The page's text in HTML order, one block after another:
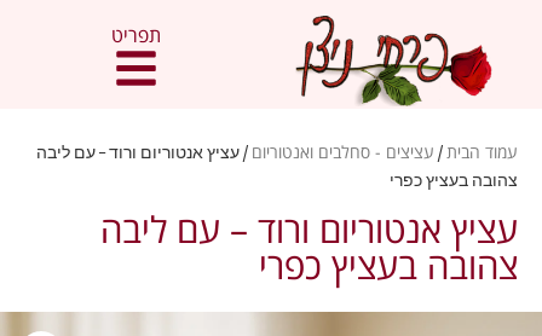
תפריט
עמוד הבית/ עציצים - סחלבים ואנטוריום / עציץ אנטוריום ורוד – עם ליבה
צהובה בעציץ כפרי
עציץ אנטוריום ורוד – עם ליבה
צהובה בעציץ כפרי